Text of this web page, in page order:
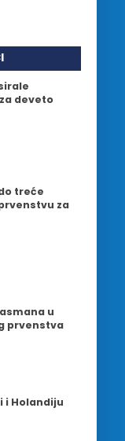
deveto
treće
za
u
prvenstva
i Holandiju